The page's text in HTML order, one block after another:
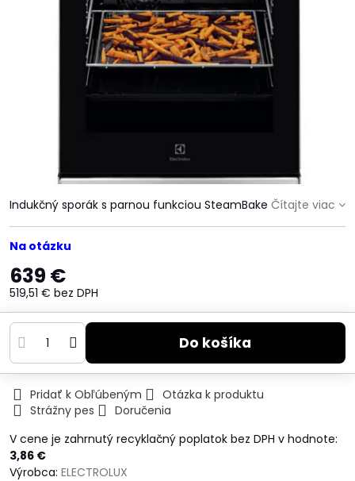
Indukčný sporák s parnou funkciou SteamBake Čítajte viac
Na otázku
639 €
519,51 € bez DPH
Do košíka
Pridať k Obľúbeným
Otázka k produktu
Strážny pes
Doručenia
V cene je zahrnutý recyklačný poplatok bez DPH v hodnote:
3,86 €
Výrobca: ELECTROLUX